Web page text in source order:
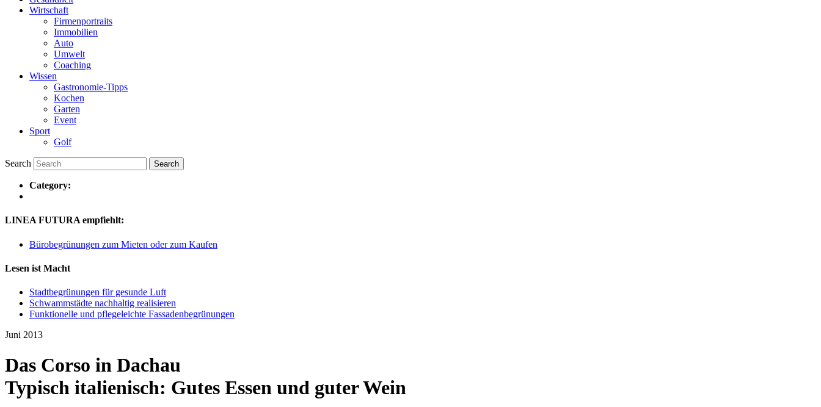
Wirtschaft
Firmenportraits
Immobilien
Auto
Umwelt
Coaching
Wissen
Gastronomie-Tipps
Kochen
Garten
Event
Sport
Golf
Search
Category:
LINEA FUTURA empfiehlt:
Bürobegrünungen zum Mieten oder zum Kaufen
Lesen ist Macht
Stadtbegrünungen für gesunde Luft
Schwammstädte nachhaltig realisieren
Funktionelle und pflegeleichte Fassadenbegrünungen
Juni 2013
Das Corso in Dachau
Typisch italienisch: Gutes Essen und guter Wein